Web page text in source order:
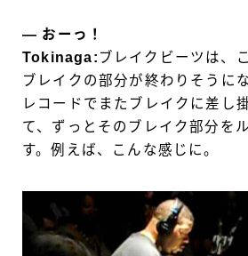
― おーっ！
Tokinaga: ブレイクビーツは、
ブレイクの部分が終わりそうに
レコードでまたブレイクに差し
て、ずっとそのブレイク部分を
す。例えば、こんな感じに。